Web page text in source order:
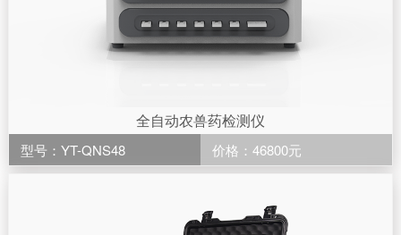
全自动农兽药检测仪
型号：YT-QNS48 价格：46800元